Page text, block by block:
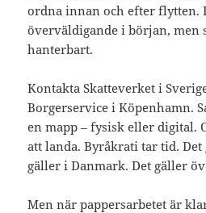
ordna innan och efter flytten.
överväldigande i början, men
hanterbart.
Kontakta Skatteverket i
Borgerservice i Köpenhamn.
en mapp – fysisk eller digital.
att landa. Byråkrati tar tid. Det
gäller i Danmark. Det gäller
Men när pappersarbetet är